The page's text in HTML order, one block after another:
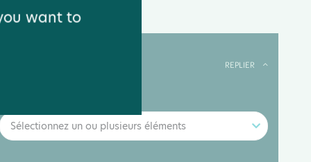
REPLIER
Sélectionnez un ou plusieurs éléments
want to